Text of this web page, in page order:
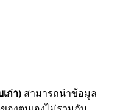
ก่า) สามารถนำข้อมูล